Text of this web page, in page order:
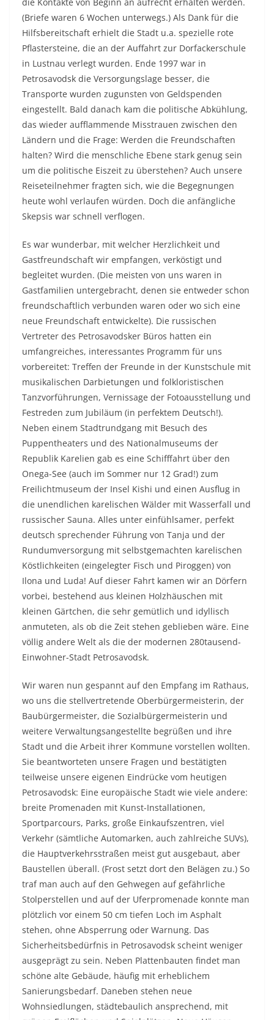
(Briefe waren 6 Wochen unterwegs.) Als Dank für die
Hilfsbereitschaft erhielt die Stadt u.a. spezielle rote
Pflastersteine, die an der Auffahrt zur Dorfackerschule
in Lustnau verlegt wurden. Ende 1997 war in
Petrosavodsk die Versorgungslage besser, die
Transporte wurden zugunsten von Geldspenden
eingestellt. Bald danach kam die politische Abkühlung,
das wieder aufflammende Misstrauen zwischen den
Ländern und die Frage: Werden die Freundschaften
halten? Wird die menschliche Ebene stark genug sein
um die politische Eiszeit zu überstehen? Auch unsere
Reiseteilnehmer fragten sich, wie die Begegnungen
heute wohl verlaufen würden. Doch die anfängliche
Skepsis war schnell verflogen.
Es war wunderbar, mit welcher Herzlichkeit und
Gastfreundschaft wir empfangen, verköstigt und
begleitet wurden. (Die meisten von uns waren in
Gastfamilien untergebracht, denen sie entweder schon
freundschaftlich verbunden waren oder wo sich eine
neue Freundschaft entwickelte). Die russischen
Vertreter des Petrosavodsker Büros hatten ein
umfangreiches, interessantes Programm für uns
vorbereitet: Treffen der Freunde in der Kunstschule mit
musikalischen Darbietungen und folkloristischen
Tanzvorführungen, Vernissage der Fotoausstellung und
Festreden zum Jubiläum (in perfektem Deutsch!).
Neben einem Stadtrundgang mit Besuch des
Puppentheaters und des Nationalmuseums der
Republik Karelien gab es eine Schifffahrt über den
Onega-See (auch im Sommer nur 12 Grad!) zum
Freilichtmuseum der Insel Kishi und einen Ausflug in
die unendlichen karelischen Wälder mit Wasserfall und
russischer Sauna. Alles unter einfühlsamer, perfekt
deutsch sprechender Führung von Tanja und der
Rundumversorgung mit selbstgemachten karelischen
Köstlichkeiten (eingelegter Fisch und Piroggen) von
Ilona und Luda! Auf dieser Fahrt kamen wir an Dörfern
vorbei, bestehend aus kleinen Holzhäuschen mit
kleinen Gärtchen, die sehr gemütlich und idyllisch
anmuteten, als ob die Zeit stehen geblieben wäre. Eine
völlig andere Welt als die der modernen 280tausend-
Einwohner-Stadt Petrosavodsk.
Wir waren nun gespannt auf den Empfang im Rathaus,
wo uns die stellvertretende Oberbürgermeisterin, der
Baubürgermeister, die Sozialbürgermeisterin und
weitere Verwaltungsangestellte begrüßen und ihre
Stadt und die Arbeit ihrer Kommune vorstellen wollten.
Sie beantworteten unsere Fragen und bestätigten
teilweise unsere eigenen Eindrücke vom heutigen
Petrosavodsk: Eine europäische Stadt wie viele andere:
breite Promenaden mit Kunst-Installationen,
Sportparcours, Parks, große Einkaufszentren, viel
Verkehr (sämtliche Automarken, auch zahlreiche SUVs),
die Hauptverkehrsstraßen meist gut ausgebaut, aber
Baustellen überall. (Frost setzt dort den Belägen zu.) So
traf man auch auf den Gehwegen auf gefährliche
Stolperstellen und auf der Uferpromenade konnte man
plötzlich vor einem 50 cm tiefen Loch im Asphalt
stehen, ohne Absperrung oder Warnung. Das
Sicherheitsbedürfnis in Petrosavodsk scheint weniger
ausgeprägt zu sein. Neben Plattenbauten findet man
schöne alte Gebäude, häufig mit erheblichem
Sanierungsbedarf. Daneben stehen neue
Wohnsiedlungen, städtebaulich ansprechend, mit